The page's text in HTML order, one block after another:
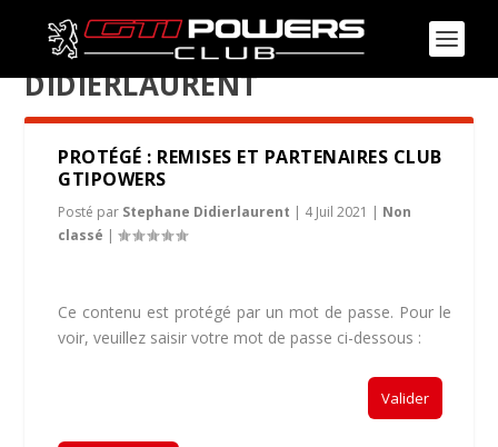
AUTEUR/AUTRICE :STEPHANE
DIDIERLAURENT
PROTÉGÉ : REMISES ET PARTENAIRES CLUB
GTIPOWERS
Posté par Stephane Didierlaurent | 4 Juil 2021 | Non
classé |
Ce contenu est protégé par un mot de passe. Pour le
voir, veuillez saisir votre mot de passe ci-dessous :